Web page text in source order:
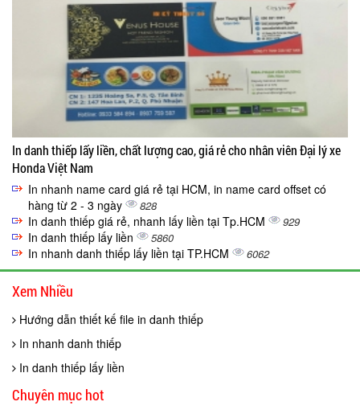
In danh thiếp lấy liền, chất lượng cao, giá rẻ cho nhân viên Đại lý xe
Honda Việt Nam
In nhanh name card giá rẻ tại HCM, in name card offset có
hàng từ 2 - 3 ngày
828
In danh thiếp giá rẻ, nhanh lấy liền tại Tp.HCM 929
In danh thiếp lấy liền 5860
In nhanh danh thiếp lấy liền tại TP.HCM 6062
Xem Nhiều
Hướng dẫn thiết kế file in danh thiếp
In nhanh danh thiếp
In danh thiếp lấy liền
Chuyên mục hot